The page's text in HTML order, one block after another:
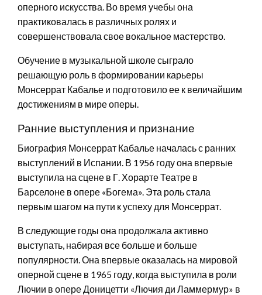
оперного искусства. Во время учебы она
практиковалась в различных ролях и
совершенствовала свое вокальное мастерство.
Обучение в музыкальной школе сыграло
решающую роль в формировании карьеры
Монсеррат Кабалье и подготовило ее к величайшим
достижениям в мире оперы.
Ранние выступления и признание
Биография Монсеррат Кабалье началась с ранних
выступлений в Испании. В 1956 году она впервые
выступила на сцене в Г. Хорарте Театре в
Барселоне в опере «Богема». Эта роль стала
первым шагом на пути к успеху для Монсеррат.
В следующие годы она продолжала активно
выступать, набирая все больше и больше
популярности. Она впервые оказалась на мировой
оперной сцене в 1965 году, когда выступила в роли
Лючии в опере Доницетти «Лючия ди Ламмермур» в